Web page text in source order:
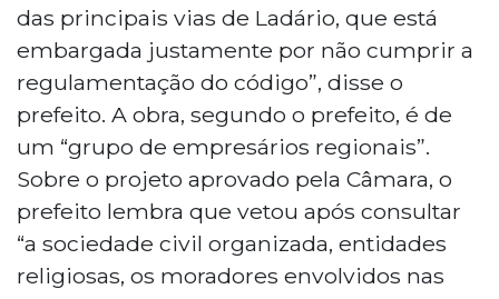
das principais vias de Ladário, que está
embargada justamente por não cumprir a
regulamentação do código”, disse o
prefeito. A obra, segundo o prefeito, é de
um “grupo de empresários regionais”.
Sobre o projeto aprovado pela Câmara, o
prefeito lembra que vetou após consultar
“a sociedade civil organizada, entidades
religiosas, os moradores envolvidos nas